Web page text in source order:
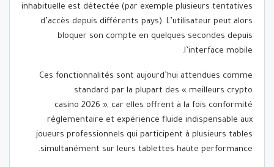
inhabituelle est détectée (par exemple plusieurs tentatives
d’accès depuis différents pays). L’utilisateur peut alors
bloquer son compte en quelques secondes depuis
l’interface mobile.
Ces fonctionnalités sont aujourd’hui attendues comme
standard par la plupart des « meilleurs crypto
casino 2026 », car elles offrent à la fois conformité
réglementaire et expérience fluide indispensable aux
joueurs professionnels qui participent à plusieurs tables
simultanément sur leurs tablettes haute performance.